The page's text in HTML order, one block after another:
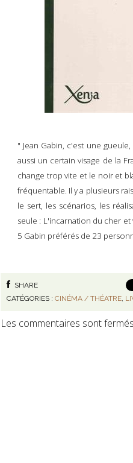
" Jean Gabin, c'est une
aussi un certain visage de la
change trop vite et le noir et
fréquentable. Il y a plusieurs
le sert, les scénarios, les
seule : L'incarnation du cher et
5 Gabin préférés de 23
SHARE
CATÉGORIES : CINÉMA / THÉATRE,
Les commentaires sont